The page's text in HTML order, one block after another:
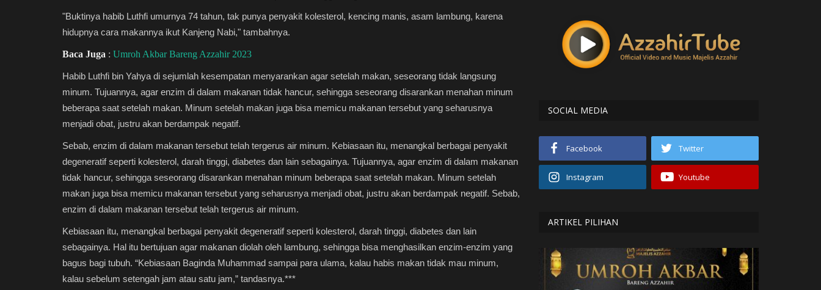
"Buktinya habib Luthfi umurnya 74 tahun, tak punya penyakit kolesterol, kencing manis, asam lambung, karena
hidupnya cara makannya ikut Kanjeng Nabi," tambahnya.
Baca Juga : Umroh Akbar Bareng Azzahir 2023
Habib Luthfi bin Yahya di sejumlah kesempatan menyarankan agar setelah makan, seseorang tidak langsung
minum. Tujuannya, agar enzim di dalam makanan tidak hancur, sehingga seseorang disarankan menahan minum
beberapa saat setelah makan. Minum setelah makan juga bisa memicu makanan tersebut yang seharusnya
menjadi obat, justru akan berdampak negatif.
Sebab, enzim di dalam makanan tersebut telah tergerus air minum. Kebiasaan itu, menangkal berbagai penyakit
degeneratif seperti kolesterol, darah tinggi, diabetes dan lain sebagainya. Tujuannya, agar enzim di dalam makanan
tidak hancur, sehingga seseorang disarankan menahan minum beberapa saat setelah makan. Minum setelah
makan juga bisa memicu makanan tersebut yang seharusnya menjadi obat, justru akan berdampak negatif. Sebab,
enzim di dalam makanan tersebut telah tergerus air minum.
Kebiasaan itu, menangkal berbagai penyakit degeneratif seperti kolesterol, darah tinggi, diabetes dan lain
sebagainya. Hal itu bertujuan agar makanan diolah oleh lambung, sehingga bisa menghasilkan enzim-enzim yang
bagus bagi tubuh. “Kebiasaan Baginda Muhammad sampai para ulama, kalau habis makan tidak mau minum,
kalau sebelum setengah jam atau satu jam,” tandasnya.***
SOCIAL MEDIA
Facebook Twitter
Instagram Youtube
ARTIKEL PILIHAN